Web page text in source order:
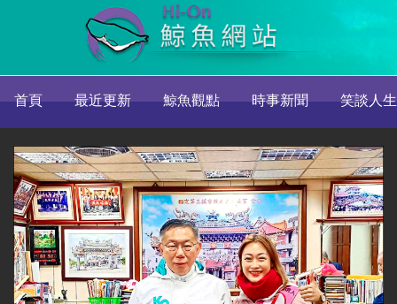
首頁 最近更新 鯨魚觀點 時事新聞 笑談人生